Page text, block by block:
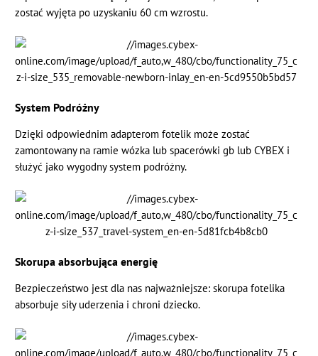
zostać wyjęta po uzyskaniu 60 cm wzrostu.
System Podróżny
Dzięki odpowiednim adapterom fotelik może zostać
zamontowany na ramie wózka lub spacerówki gb lub CYBEX i
służyć jako wygodny system podróżny.
Skorupa absorbująca energię
Bezpieczeństwo jest dla nas najważniejsze: skorupa fotelika
absorbuje siły uderzenia i chroni dziecko.